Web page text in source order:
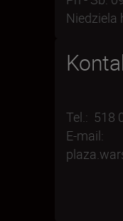
Niedziela
Tel.: 518
E-mail: